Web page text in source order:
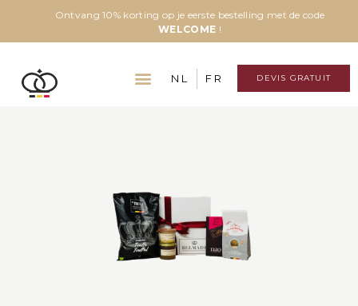
Ontvang 10% korting op je eerste bestelling met de code
WELCOME !
NL FR DEVIS GRATUIT